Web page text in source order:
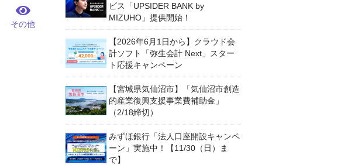
その他
ビス「UPSIDER BANK by
MIZUHO」提供開始！
【2026年6月1日から】クラウド会
計ソフト「弥生会計 Next」スター
ト応援キャンペーン
【宮城県気仙沼市】「気仙沼市創造
的産業復興支援事業費補助金」
（2/18締切）
みずほ銀行「法人口座開設キャンペ
ーン」実施中！【11/30（日）ま
で】